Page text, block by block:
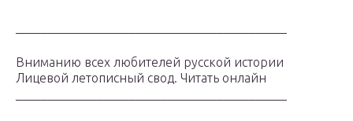
Вниманию всех любителей русской истории
Лицевой летописный свод. Читать онлайн